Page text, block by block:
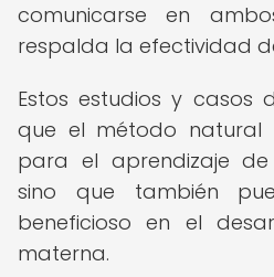
comunicarse en
respalda la efectividad
Estos estudios y casos
que el método natural
para el aprendizaje de
sino que también
beneficioso en el
materna.